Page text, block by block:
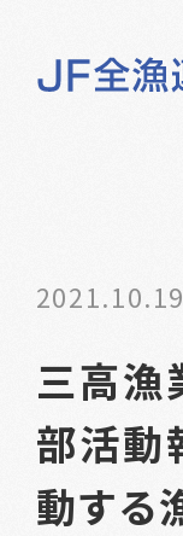
2021.10.19
三高漁
部活動
動する